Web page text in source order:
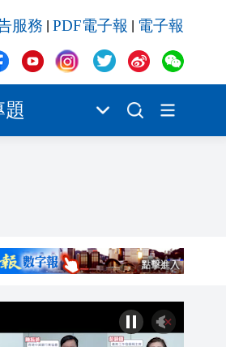
服務 PDF電子報 電子報
題